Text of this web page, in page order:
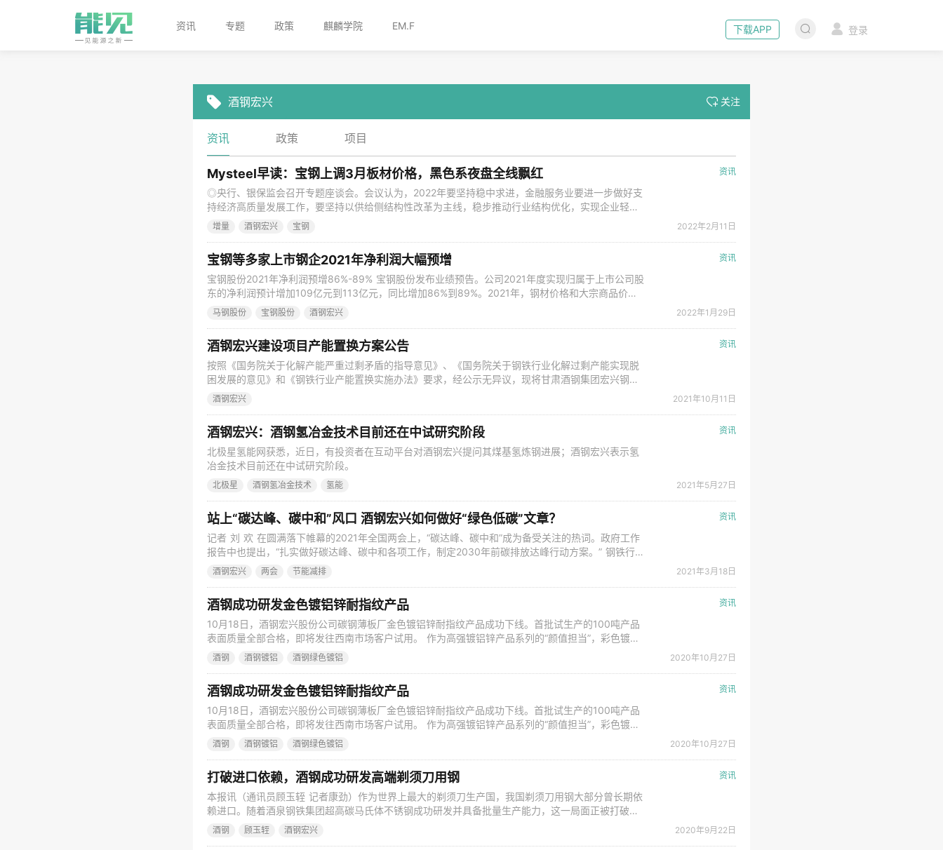
下载APP 登录
资讯 专题 政策 麒麟学院 EM.F
酒钢宏兴 关注
资讯 政策 项目
资讯
Mysteel早读：宝钢上调3月板材价格，黑色系夜盘全线飘红
◎央行、银保监会召开专题座谈会。会议认为，2022年要坚持稳中求进，金融服务业要进一步做好支
持经济高质量发展工作，要坚持以供给侧结构性改革为主线，稳步推动行业结构优化，实现企业轻装
上阵，有力促进扩大投资、增加消费，实现国民经济的良性循环。 ◎交通运输部部长强调，2022年
增量 酒钢宏兴 宝钢 2022年2月11日
资讯
宝钢等多家上市钢企2021年净利润大幅预增
宝钢股份2021年净利润预增86%-89% 宝钢股份发布业绩预告。公司2021年度实现归属于上市公司股
东的净利润预计增加109亿元到113亿元，同比增加86%到89%。2021年，钢材价格和大宗商品价格
大幅上涨。四季度以来，钢铁产品价格出现大幅下跌，而上游焦煤、合金、能源介质等价格总体高位
马钢股份 宝钢股份 酒钢宏兴 2022年1月29日
资讯
酒钢宏兴建设项目产能置换方案公告
按照《国务院关于化解产能严重过剩矛盾的指导意见》、《国务院关于钢铁行业化解过剩产能实现脱
困发展的意见》和《钢铁行业产能置换实施办法》要求，经公示无异议，现将甘肃酒钢集团宏兴钢铁
股份有限公司建设项目产能置换方案予以公告，欢迎社会公众进行监督。 联系电话：0931-
酒钢宏兴 2021年10月11日
资讯
酒钢宏兴：酒钢氢冶金技术目前还在中试研究阶段
北极星氢能网获悉，近日，有投资者在互动平台对酒钢宏兴提问其煤基氢炼钢进展；酒钢宏兴表示氢
冶金技术目前还在中试研究阶段。
北极星 酒钢氢冶金技术 氢能 2021年5月27日
资讯
站上“碳达峰、碳中和”风口 酒钢宏兴如何做好“绿色低碳”文章？
记者 刘 欢 在圆满落下帷幕的2021年全国两会上，“碳达峰、碳中和”成为备受关注的热词。政府工作
报告中也提出，“扎实做好碳达峰、碳中和各项工作，制定2030年前碳排放达峰行动方案。” 钢铁行业
作为重点关注领域，将率先受到影响。根据冶金工业规划院测算，我国钢铁行业碳排放量占整体制造
酒钢宏兴 两会 节能减排 2021年3月18日
资讯
酒钢成功研发金色镀铝锌耐指纹产品
10月18日，酒钢宏兴股份公司碳钢薄板厂金色镀铝锌耐指纹产品成功下线。首批试生产的100吨产品
表面质量全部合格，即将发往西南市场客户试用。 作为高强镀铝锌产品系列的“颜值担当”，彩色镀铝
锌产品因其颜色鲜艳、外观亮丽，颇受部分中高端客户的青睐。彩色镀铝锌产品是该厂深入贯彻“质量
酒钢 酒钢镀铝 酒钢绿色镀铝 2020年10月27日
资讯
酒钢成功研发金色镀铝锌耐指纹产品
10月18日，酒钢宏兴股份公司碳钢薄板厂金色镀铝锌耐指纹产品成功下线。首批试生产的100吨产品
表面质量全部合格，即将发往西南市场客户试用。 作为高强镀铝锌产品系列的“颜值担当”，彩色镀铝
锌产品因其颜色鲜艳、外观亮丽，颇受部分中高端客户的青睐。彩色镀铝锌产品是该厂深入贯彻“质量
酒钢 酒钢镀铝 酒钢绿色镀铝 2020年10月27日
资讯
打破进口依赖，酒钢成功研发高端剃须刀用钢
本报讯（通讯员顾玉轾 记者康劲）作为世界上最大的剃须刀生产国，我国剃须刀用钢大部分曾长期依
赖进口。随着酒泉钢铁集团超高碳马氏体不锈钢成功研发并具备批量生产能力，这一局面正被打破。
“一般电动剃须刀的刀片由3Cr13、4Cr13马氏体不锈钢制成,经精密加工压延成不锈钢薄片，再经由下
酒钢 顾玉轾 酒钢宏兴 2020年9月22日